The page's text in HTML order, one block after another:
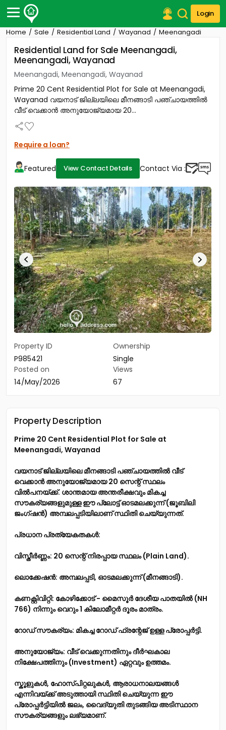
Login
Post Your Property
Post Your Requirement
Properties for Sale
Properties for Rent
Premium Projects
Finance Center
Our Services
Contact Us
Home Sale Residential Land Wayanad Meenangadi
Residential Land for Sale Meenangadi,
Meenangadi, Wayanad
Meenangadi, Meenangadi, Wayanad
Prime 20 Cent Residential Plot for Sale at Meenangadi,
Wayanad വയനാട് ജില്ലയിലെ മീനങ്ങാടി പഞ്ചായത്തിൽ
വീട് വെക്കാൻ അനുയോജ്യമായ 20...
Require a loan?
Featured View Contact Details Contact Via :
Property ID
P985421
Ownership
Single
Posted on
14/May/2026
Views
67
Property Description
Prime 20 Cent Residential Plot for Sale at
Meenangadi, Wayanad
വയനാട് ജില്ലയിലെ മീനങ്ങാടി പഞ്ചായത്തിൽ വീട്
വെക്കാൻ അനുയോജ്യമായ 20 സെന്റ് സ്ഥലം
വിൽപനയ്ക്ക്. ശാന്തമായ അന്തരീക്ഷവും മികച്ച
സൗകര്യങ്ങളുമുള്ള ഈ പ്ലോട്ട് ഓടമലക്കുന്ന് (ജൂബിലി
ജംഗ്ഷൻ) അമ്പലപ്പടിയിലാണ് സ്ഥിതി ചെയ്യുന്നത്.
പ്രധാന പ്രത്യേകതകൾ:
വിസ്തീർണ്ണം: 20 സെന്റ് നിരപ്പായ സ്ഥലം (Plain Land).
ലൊക്കേഷൻ: അമ്പലപ്പടി, ഓടമലക്കുന്ന് (മീനങ്ങാടി).
കണക്റ്റിവിറ്റി: കോഴിക്കോട് - മൈസൂർ ദേശീയ പാതയിൽ (NH
766) നിന്നും വെറും 1 കിലോമീറ്റർ ദൂരം മാത്രം.
റോഡ് സൗകര്യം: മികച്ച റോഡ് ഫ്രന്റേജ് ഉള്ള പ്രോപ്പർട്ടി.
അനുയോജ്യം: വീട് വെക്കുന്നതിനും ദീർഘകാല
നിക്ഷേപത്തിനും (Investment) ഏറ്റവും ഉത്തമം.
സ്കൂളുകൾ, ഹോസ്പിറ്റലുകൾ, ആരാധനാലയങ്ങൾ
എന്നിവയ്ക്ക് അടുത്തായി സ്ഥിതി ചെയ്യുന്ന ഈ
പ്രോപ്പർട്ടിയിൽ ജലം, വൈദ്യുതി തുടങ്ങിയ അടിസ്ഥാന
സൗകര്യങ്ങളും ലഭ്യമാണ്.